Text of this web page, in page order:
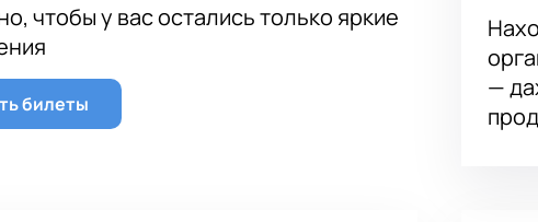
чтобы у вас остались только яркие
билеты
—